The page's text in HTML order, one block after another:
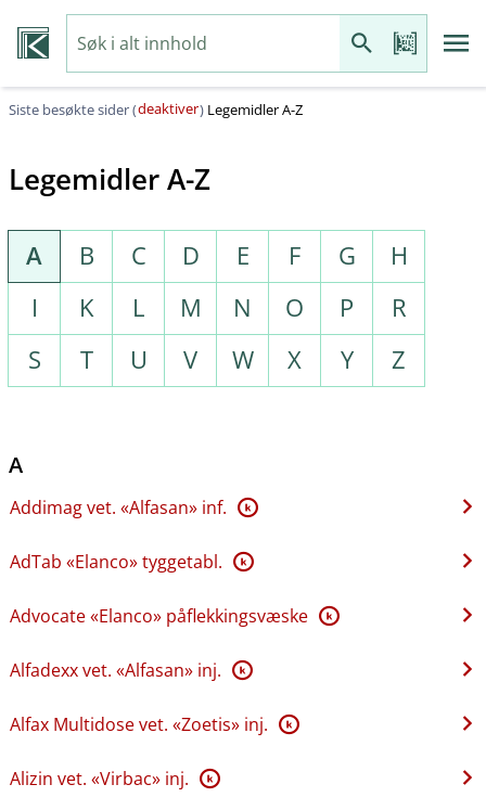
Siste besøkte sider (deaktiver) Legemidler A-Z
Legemidler A-Z
A B C D E F G
H
I
K L M N O P
R
S
T U V W X Y Z
A
Addimag vet. «Alfasan» inf. K
AdTab «Elanco» tyggetabl. K
Advocate «Elanco» påflekkingsvæske K
Alfadexx vet. «Alfasan» inj. K
Alfax Multidose vet. «Zoetis» inj. K
Alizin vet. «Virbac» inj. K